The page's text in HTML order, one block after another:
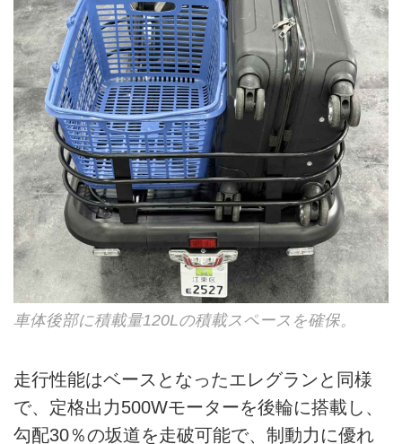
車体後部に積載量120Lの積載スペースを確保。
走行性能はベースとなったエレグランと同様
で、定格出力500Wモーターを後輪に搭載し、
勾配30％の坂道を走破可能で、制動力に優れ